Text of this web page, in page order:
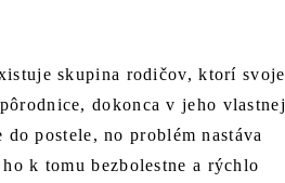
skupina rodičov, ktorí svoje
dokonca v jeho vlastnej
postele, no problém nastáva
k tomu bezbolestne a rýchlo